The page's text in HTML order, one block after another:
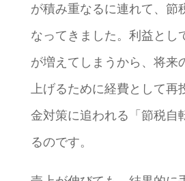
が積み重なるに連れて、節
なってきました。利益とし
が増えてしまうから、将来
上げるために経費として再
金対策に追われる「節税自
るのです。